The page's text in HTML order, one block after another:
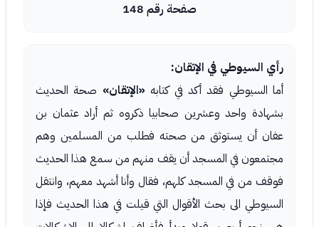
صفحة رقم 148
رأي السيوطي في الإتقان:
أما السيوطي فقد أكد في كتابه «الإتقان» صحة الحديث
بشهادة واحد وعشرين صحابيا ذكروه ثم أراد عثمان بن
عفان أن يستوثق من صحته فطلب من المسلمين وهم
مجتمعون في المسجد أن يقف منهم من سمع هذا الحديث
فوقف من في المسجد كلهم، فقال وأنا أشهد معهم، وانتقل
السيوطي الى بحث الأقوال التي قيلت في هذا الحديث فإذا